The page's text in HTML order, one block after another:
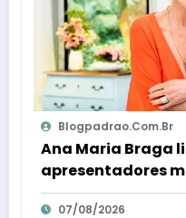
Blogpadrao.com.br
Ana Maria Braga
apresentadores
veja ranking – Em
07/08/2026